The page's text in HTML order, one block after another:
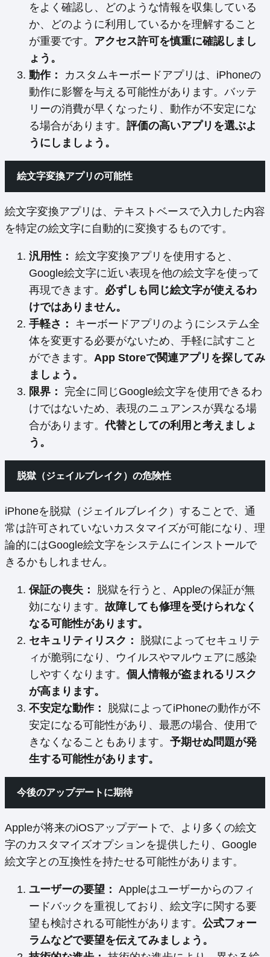
をよく確認し、どのような情報を収集している
か、どのように利用しているかを理解すること
が重要です。 アクセス許可を慎重に確認しまし
ょう。
動作：
カスタムキーボードアプリは、iPhoneの
動作に影響を与える可能性があります。バッテ
リーの消費が早くなったり、動作が不安定にな
る場合があります。 評価の高いアプリを選ぶよ
うにしましょう。
絵文字変換アプリの可能性
絵文字変換アプリは、テキストベースで入力した内容
を特定の絵文字に自動的に変換するものです。
汎用性： 絵文字変換アプリを使用すると、
Google絵文字に近い表現を他の絵文字を使って
再現できます。 必ずしも同じ絵文字が使えるわ
けではありません。
手軽さ：
キーボードアプリのようにシステム全
体を変更する必要がないため、手軽に試すこと
ができます。 App Storeで関連アプリを探してみ
ましょう。
限界：
完全に同じGoogle絵文字を使用できるわ
けではないため、表現のニュアンスが異なる場
合があります。代替としての利用と考えましょ
う。
脱獄（ジェイルブレイク）の危険性
iPhoneを脱獄（ジェイルブレイク）することで、通
常は許可されていないカスタマイズが可能になり、理
論的にはGoogle絵文字をシステムにインストールで
きるかもしれません。
保証の喪失：
脱獄を行うと、Appleの保証が無
効になります。 故障しても修理を受けられなく
なる可能性があります。
セキュリティリスク：
脱獄によってセキュリテ
ィが脆弱になり、ウイルスやマルウェアに感染
しやすくなります。 個人情報が盗まれるリスク
が高まります。
不安定な動作：
脱獄によってiPhoneの動作が不
安定になる可能性があり、最悪の場合、使用で
きなくなることもあります。 予期せぬ問題が発
生する可能性があります。
今後のアップデートに期待
Appleが将来のiOSアップデートで、より多くの絵文
字のカスタマイズオプションを提供したり、Google
絵文字との互換性を持たせる可能性があります。
ユーザーの要望： Appleはユーザーからのフィ
ードバックを重視しており、絵文字に関する要
望も検討される可能性があります。 公式フォー
ラムなどで要望を伝えてみましょう。